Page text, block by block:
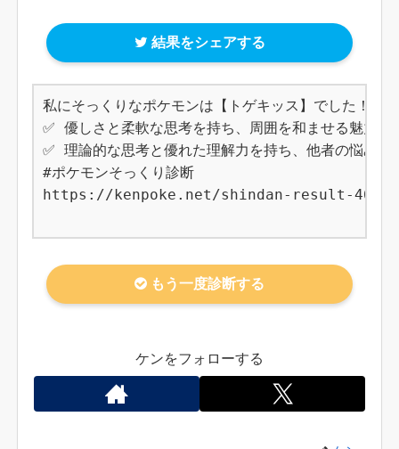
結果をシェアする
私にそっくりなポケモンは【トゲキッス】でした！
✅ 優しさと柔軟な思考を持ち、周囲を和ませる魅力が
✅ 理論的な思考と優れた理解力を持ち、他者の悩みに
#ポケモンそっくり診断
https://kenpoke.net/shindan-result-468
もう一度診断する
ケンをフォローする